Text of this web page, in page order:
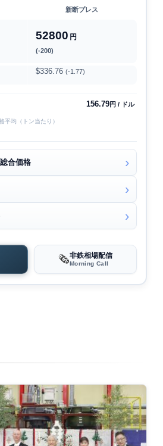
新断プレス
52800 円
(-200)
$336.76 (-1.77)
156.79円 / ドル
平均（トン当たり）
合価格
🗞️非鉄相場配信
Morning Call